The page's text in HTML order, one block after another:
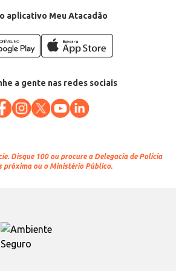
aplicativo Meu Atacadão
a gente nas redes sociais
Disque 100 ou procure a Delegacia de Polícia
próxima ou o Ministério Público.